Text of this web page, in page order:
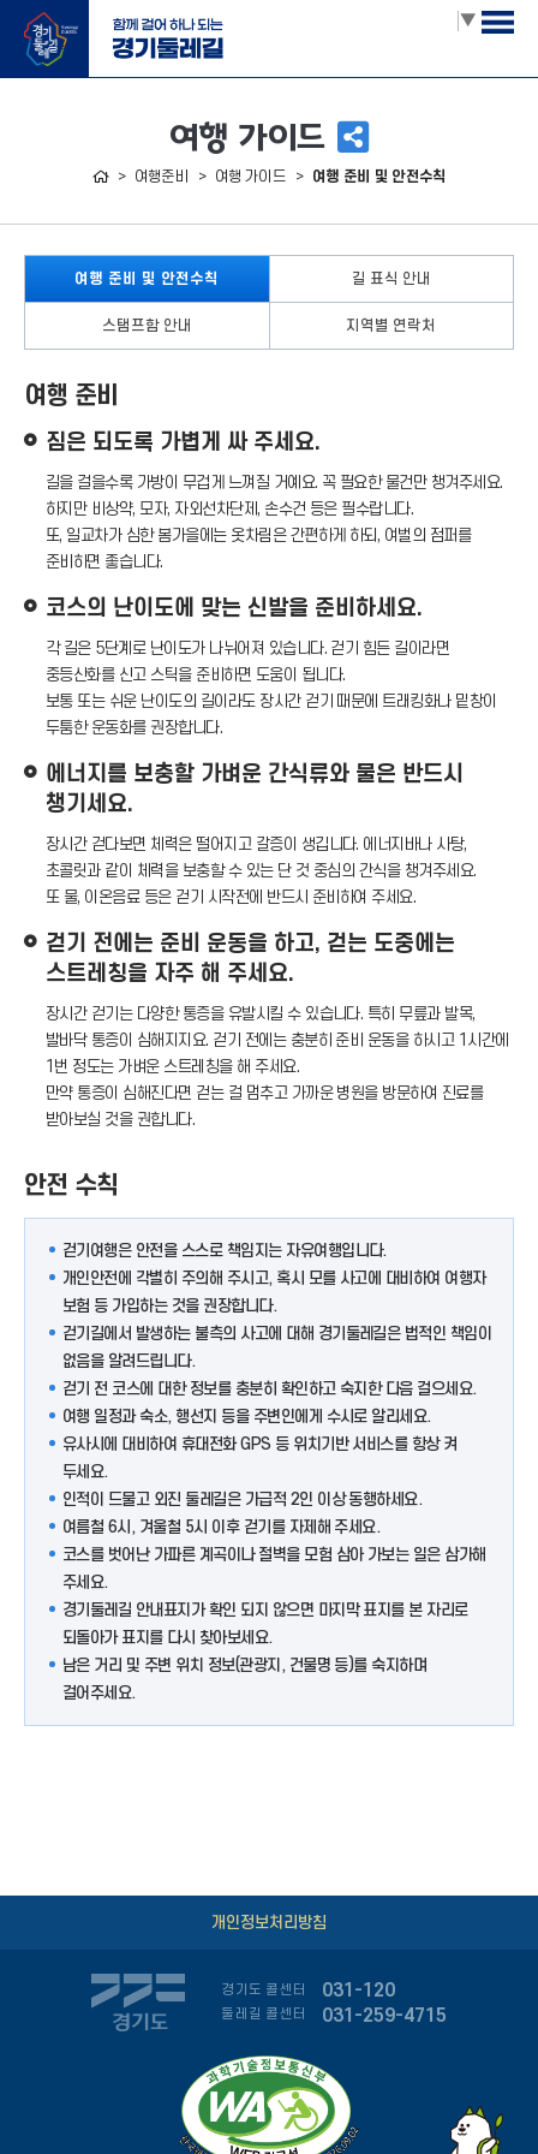
▼
여행 가이드
홈 여행준비 여행 가이드 여행 준비 및 안전수칙
여행 준비 및 안전수칙 길 표식 안내
스탬프함 안내 지역별 연락처
여행 준비
짐은 되도록 가볍게 싸 주세요.
길을 걸을수록 가방이 무겁게 느껴질 거예요. 꼭 필요한 물건만 챙겨주세요.
하지만 비상약, 모자, 자외선차단제, 손수건 등은 필수랍니다.
또, 일교차가 심한 봄가을에는 옷차림은 간편하게 하되, 여벌의 점퍼를
준비하면 좋습니다.
코스의 난이도에 맞는 신발을 준비하세요.
각 길은 5단계로 난이도가 나뉘어져 있습니다. 걷기 힘든 길이라면
중등산화를 신고 스틱을 준비하면 도움이 됩니다.
보통 또는 쉬운 난이도의 길이라도 장시간 걷기 때문에 트래킹화나 밑창이
두툼한 운동화를 권장합니다.
에너지를 보충할 가벼운 간식류와 물은 반드시
챙기세요.
장시간 걷다보면 체력은 떨어지고 갈증이 생깁니다. 에너지바나 사탕,
초콜릿과 같이 체력을 보충할 수 있는 단 것 중심의 간식을 챙겨주세요.
또 물, 이온음료 등은 걷기 시작전에 반드시 준비하여 주세요.
걷기 전에는 준비 운동을 하고, 걷는 도중에는
스트레칭을 자주 해 주세요.
장시간 걷기는 다양한 통증을 유발시킬 수 있습니다. 특히 무릎과 발목,
발바닥 통증이 심해지지요. 걷기 전에는 충분히 준비 운동을 하시고 1시간에
1번 정도는 가벼운 스트레칭을 해 주세요.
만약 통증이 심해진다면 걷는 걸 멈추고 가까운 병원을 방문하여 진료를
받아보실 것을 권합니다.
안전 수칙
걷기여행은 안전을 스스로 책임지는 자유여행입니다.
개인안전에 각별히 주의해 주시고, 혹시 모를 사고에 대비하여 여행자
보험 등 가입하는 것을 권장합니다.
걷기길에서 발생하는 불측의 사고에 대해 경기둘레길은 법적인 책임이
없음을 알려드립니다.
걷기 전 코스에 대한 정보를 충분히 확인하고 숙지한 다음 걸으세요.
여행 일정과 숙소, 행선지 등을 주변인에게 수시로 알리세요.
유사시에 대비하여 휴대전화 GPS 등 위치기반 서비스를 항상 켜
두세요.
인적이 드물고 외진 둘레길은 가급적 2인 이상 동행하세요.
여름철 6시, 겨울철 5시 이후 걷기를 자제해 주세요.
코스를 벗어난 가파른 계곡이나 절벽을 모험 삼아 가보는 일은 삼가해
주세요.
경기둘레길 안내표지가 확인 되지 않으면 마지막 표지를 본 자리로
되돌아가 표지를 다시 찾아보세요.
남은 거리 및 주변 위치 정보(관광지, 건물명 등)를 숙지하며
걸어주세요.
경기도 콜센터
둘레길 콜센터
031-120
031-259-4715
개인정보처리방침